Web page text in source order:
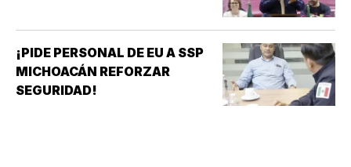
¡PIDE PERSONAL DE EU A SSP
MICHOACÁN REFORZAR
SEGURIDAD!